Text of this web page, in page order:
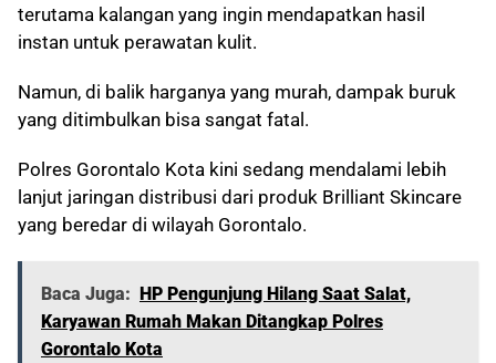
terutama kalangan yang ingin mendapatkan hasil
instan untuk perawatan kulit.
Namun, di balik harganya yang murah, dampak buruk
yang ditimbulkan bisa sangat fatal.
Polres Gorontalo Kota kini sedang mendalami lebih
lanjut jaringan distribusi dari produk Brilliant Skincare
yang beredar di wilayah Gorontalo.
Baca Juga: HP Pengunjung Hilang Saat Salat,
Karyawan Rumah Makan Ditangkap Polres
Gorontalo Kota